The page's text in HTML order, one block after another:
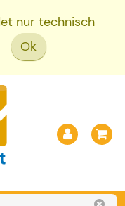
nur technisch
Ok